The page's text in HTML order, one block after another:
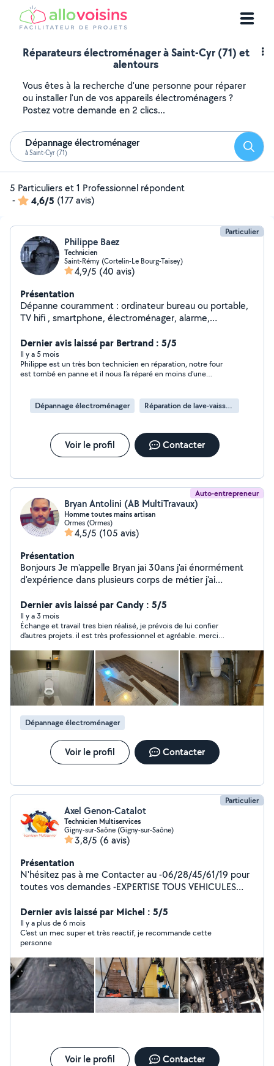
Réparateurs électroménager à Saint-Cyr (71) et
alentours
Vous êtes à la recherche d'une personne pour réparer
ou installer l'un de vos appareils électroménagers ?
Postez votre demande en 2 clics...
Dépannage électroménager
à Saint-Cyr (71)
5 Particuliers et 1 Professionnel répondent
-
4,6/5 (177 avis)
Particulier
Philippe Baez
Technicien
Saint-Rémy (Cortelin-Le Bourg-Taisey)
4,9/5 (40 avis)
Présentation
Dépanne couramment : ordinateur bureau ou portable,
TV hifi , smartphone, électroménager, alarme,
garde des animaux.
Dernier avis laissé par Bertrand : 5/5
Il y a 5 mois
Philippe est un très bon technicien en réparation, notre four
est tombé en panne et il nous l’a réparé en moins d’une
Dépannage électroménager Réparation de lave-vaisselle
Voir le profil Contacter
Auto-entrepreneur
Bryan Antolini (AB MultiTravaux)
Homme toutes mains artisan
Ormes (Ormes)
4,5/5 (105 avis)
Présentation
Bonjours Je m'appelle Bryan jai 30ans j'ai énormément
d'expérience dans plusieurs corps de métier j'ai
touche à tout j'ai maintenant réalisé mon projet je suis
actuellement Artisan tout corps d'état !!! Homme
toutes mains Au plaisir de vous rendre service !
Dernier avis laissé par Candy : 5/5
Il y a 3 mois
Échange et travail tres bien réalisé, je prévois de lui confier
d'autres projets. il est très professionnel et agréable. merci
Bryan pour mes futurs projets :)
Dépannage électroménager
Voir le profil Contacter
Particulier
Axel Genon-Catalot
Technicien Multiservices
Gigny-sur-Saône (Gigny-sur-Saône)
3,8/5 (6 avis)
Présentation
N'hésitez pas à me Contacter au -06/28/45/61/19 pour
toutes vos demandes -EXPERTISE TOUS VEHICULES
VEHICULE - DIAG ÉLECTRONIQUE AUDI/VW -
ENTRETIEN ET RÉPARATION D'ÉQUIPEMENT
ÉLECTRIQUE ET ÉLECTRONIQUE. - SOUDURE ACIER /
INOX - TAILLE DE HAIE / DEBROUSSAILLAGE
Dernier avis laissé par Michel : 5/5
Il y a plus de 6 mois
C'est un mec super et très reactif, je recommande cette
personne
Voir le profil Contacter